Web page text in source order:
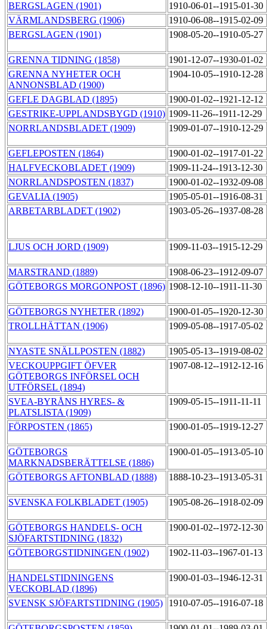
BERGSLAGEN (1901)
1910-06-01--1915-01-30
VÄRMLANDSBERG (1906)
1910-06-08--1915-02-09
BERGSLAGEN (1901)
1908-05-20--1910-05-27
GRENNA TIDNING (1858)
1901-12-07--1930-01-02
GRENNA NYHETER OCH
ANNONSBLAD (1900)
1904-10-05--1910-12-28
GEFLE DAGBLAD (1895)
1900-01-02--1921-12-12
GESTRIKE-UPPLANDSBYGD (1910) 1909-11-26--1911-12-29
NORRLANDSBLADET (1909)
1909-01-07--1910-12-29
GEFLEPOSTEN (1864)
1900-01-02--1917-01-22
HALFVECKOBLADET (1909)
1909-11-24--1913-12-30
NORRLANDSPOSTEN (1837)
1900-01-02--1932-09-08
GEVALIA (1905)
1905-05-01--1916-08-31
ARBETARBLADET (1902)
1903-05-26--1937-08-28
LJUS OCH JORD (1909) 1909-11-03--1915-12-29
MARSTRAND (1889)
1908-06-23--1912-09-07
GÖTEBORGS MORGONPOST (1896) 1908-12-10--1911-11-30
GÖTEBORGS NYHETER (1892)
1900-01-05--1920-12-30
TROLLHÄTTAN (1906)
1909-05-08--1917-05-02
NYASTE SNÄLLPOSTEN (1882)
1905-05-13--1919-08-02
VECKOUPPGIFT ÖFVER
GÖTEBORGS INFÖRSEL OCH
UTFÖRSEL (1894)
1907-08-12--1912-12-16
SVEA-BYRÅNS HYRES- &
PLATSLISTA (1909)
1909-05-15--1911-11-11
FÖRPOSTEN (1865) 1900-01-05--1919-12-27
GÖTEBORGS
MARKNADSBERÄTTELSE (1886)
1900-01-05--1913-05-10
GÖTEBORGS AFTONBLAD (1888) 1888-10-23--1913-05-31
SVENSKA FOLKBLADET (1905) 1905-08-26--1918-02-09
GÖTEBORGS HANDELS- OCH
SJÖFARTSTIDNING (1832)
1900-01-02--1972-12-30
GÖTEBORGSTIDNINGEN (1902) 1902-11-03--1967-01-13
HANDELSTIDNINGENS
VECKOBLAD (1896)
1900-01-03--1946-12-31
SVENSK SJÖFARTSTIDNING (1905) 1910-07-05--1916-07-18